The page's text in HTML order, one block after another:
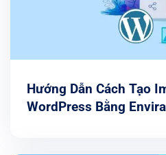
Hướng Dẫn Cách Tạo
WordPress Bằng